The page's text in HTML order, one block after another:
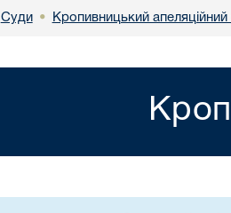
Суди • Кропивницький апеляційний